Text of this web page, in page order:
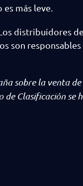
más leve.
distribuidores
son
sobre la venta
de Clasificación se